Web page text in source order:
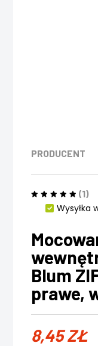
PRODUCENT
(1)
Wysyłka
Blum
prawe,
8,45ZŁ